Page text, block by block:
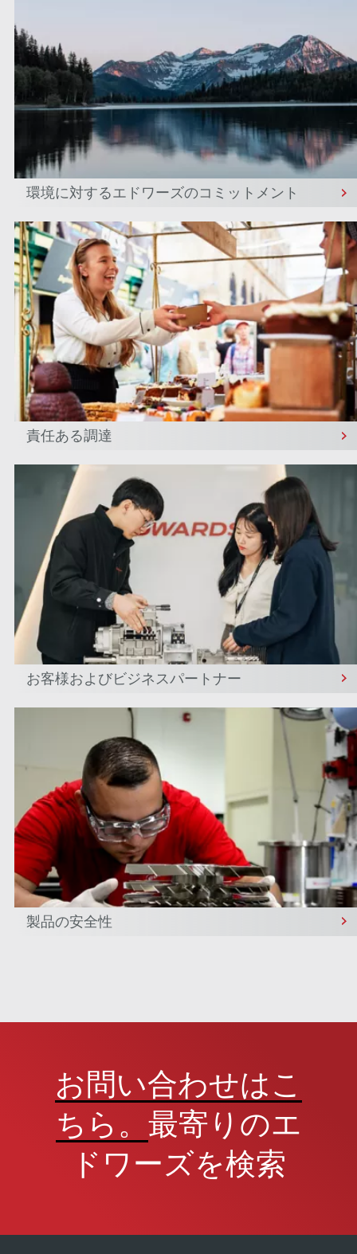
環境に対するエドワーズのコミットメント
責任ある調達
お客様およびビジネスパートナー
製品の安全性
お問い合わせはこ
ちら。 最寄りのエ
ドワーズを検索